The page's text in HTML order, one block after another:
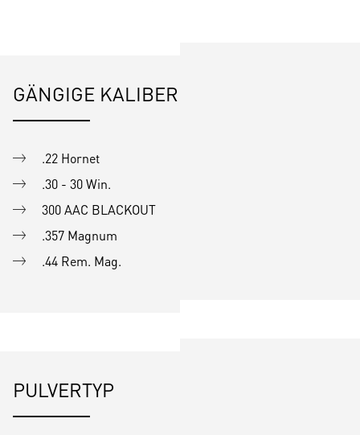
GÄNGIGE KALIBER
.22 Hornet
.30 - 30 Win.
300 AAC BLACKOUT
.357 Magnum
.44 Rem. Mag.
PULVERTYP